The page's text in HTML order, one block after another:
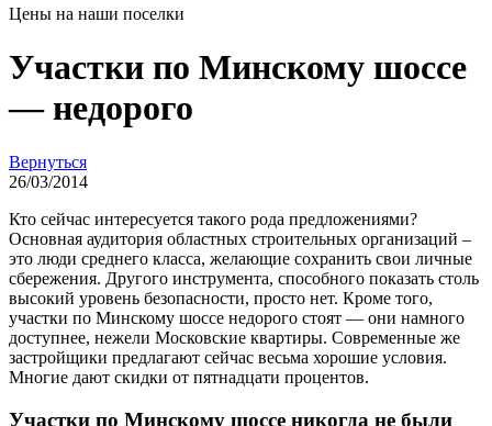
Цены на наши поселки
Участки по Минскому шоссе
— недорого
Вернуться
26/03/2014
Кто сейчас интересуется такого рода предложениями?
Основная аудитория областных строительных организаций –
это люди среднего класса, желающие сохранить свои личные
сбережения. Другого инструмента, способного показать столь
высокий уровень безопасности, просто нет. Кроме того,
участки по Минскому шоссе недорого стоят — они намного
доступнее, нежели Московские квартиры. Современные же
застройщики предлагают сейчас весьма хорошие условия.
Многие дают скидки от пятнадцати процентов.
Участки по Минскому шоссе никогда не были